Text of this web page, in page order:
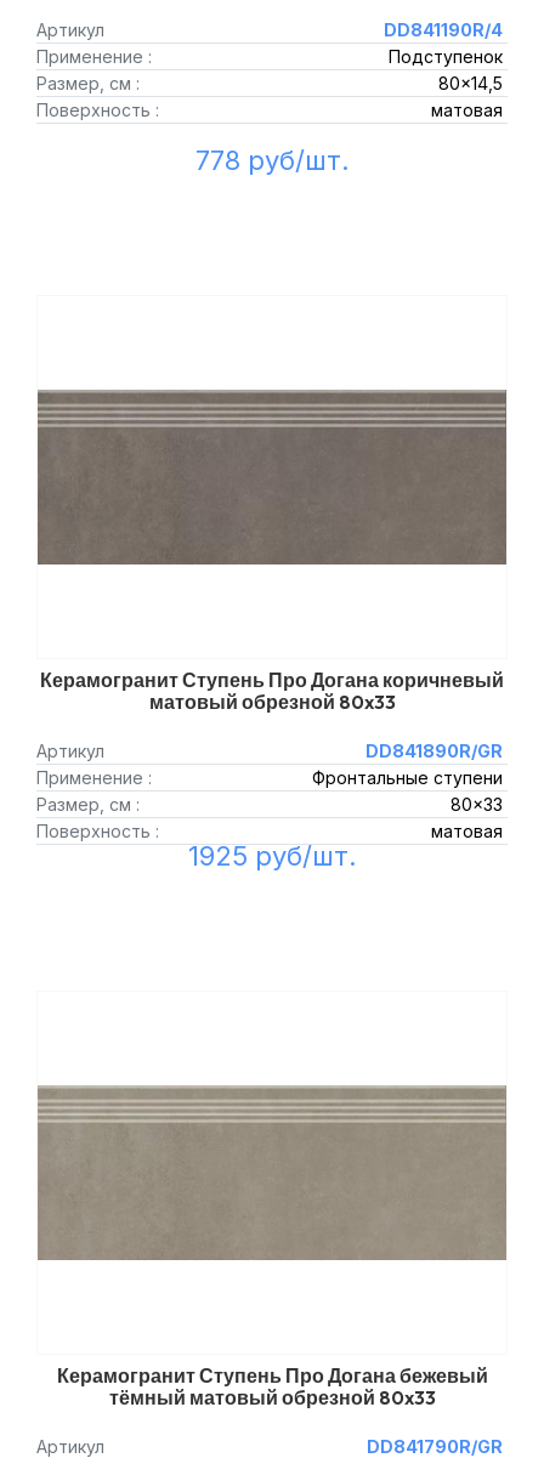
Артикул
DD841190R/4
Применение :
Подступенок
Размер, см :
80x14,5
Поверхность :
матовая
778 руб/шт.
Керамогранит Ступень Про Догана коричневый
матовый обрезной 80x33
Артикул
DD841890R/GR
Применение :
Фронтальные ступени
Размер, см :
80x33
Поверхность :
матовая
1925 руб/шт.
Керамогранит Ступень Про Догана бежевый
тёмный матовый обрезной 80x33
Артикул
DD841790R/GR